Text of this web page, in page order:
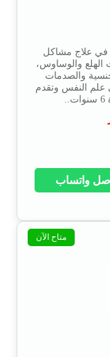
علاج مشاكل
الهلع والوساوس،
والصدمات
علم النفس وتقدم
واتساب
متاح الآن